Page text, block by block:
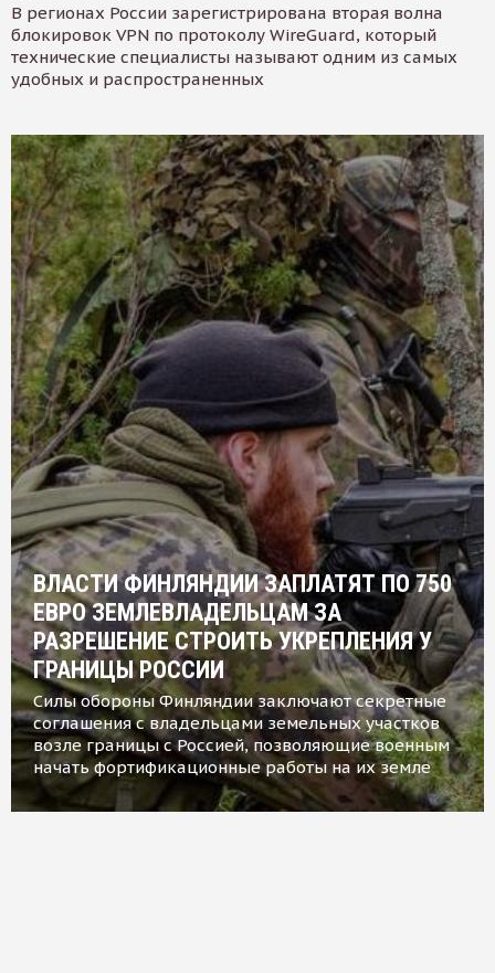
В регионах России зарегистрирована вторая волна
блокировок VPN по протоколу WireGuard, который
технические специалисты называют одним из самых
удобных и распространенных
ВЛАСТИ ФИНЛЯНДИИ ЗАПЛАТЯТ ПО 750
ЕВРО ЗЕМЛЕВЛАДЕЛЬЦАМ ЗА
РАЗРЕШЕНИЕ СТРОИТЬ УКРЕПЛЕНИЯ У
ГРАНИЦЫ РОССИИ
Силы обороны Финляндии заключают секретные
соглашения с владельцами земельных участков
возле границы с Россией, позволяющие военным
начать фортификационные работы на их земле